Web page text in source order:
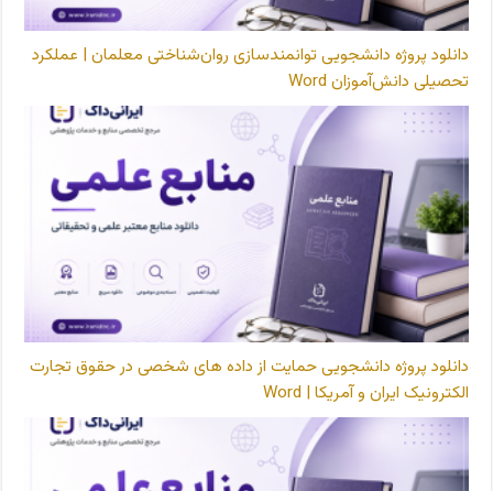
دانلود پروژه دانشجویی توانمندسازی روان‌شناختی معلمان | عملکرد
تحصیلی دانش‌آموزان Word
دانلود پروژه دانشجویی حمایت از داده های شخصی در حقوق تجارت
الکترونیک ایران و آمریکا | Word